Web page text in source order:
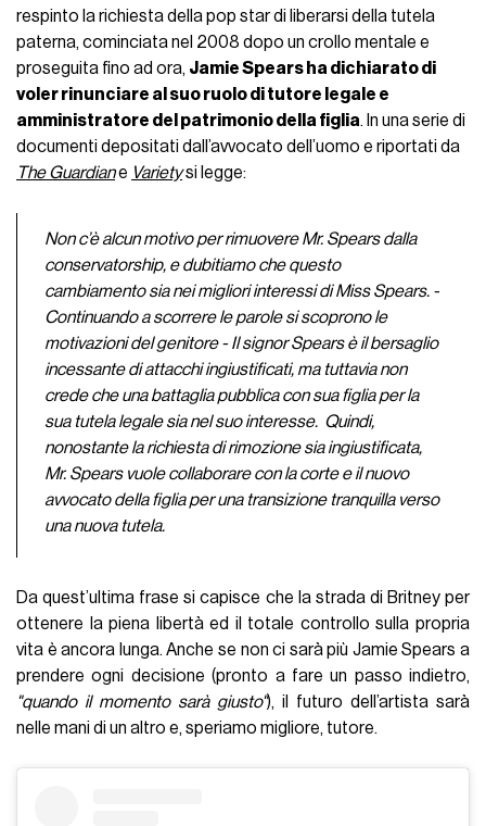
respinto la richiesta della pop star di liberarsi della tutela
paterna, cominciata nel 2008 dopo un crollo mentale e
proseguita fino ad ora, Jamie Spears ha dichiarato di
voler rinunciare al suo ruolo di tutore legale e
amministratore del patrimonio della figlia. In una serie di
documenti depositati dall’avvocato dell’uomo e riportati da
The Guardiane Varietysi legge:
Non c’è alcun motivo per rimuovere Mr. Spears dalla
conservatorship, e dubitiamo che questo
cambiamento sia nei migliori interessi di Miss Spears. -
Continuando a scorrere le parole si scoprono le
motivazioni del genitore - Il signor Spears è il bersaglio
incessante di attacchi ingiustificati, ma tuttavia non
crede che una battaglia pubblica con sua figlia per la
sua tutela legale sia nel suo interesse. Quindi,
nonostante la richiesta di rimozione sia ingiustificata,
Mr. Spears vuole collaborare con la corte e il nuovo
avvocato della figlia per una transizione tranquilla verso
una nuova tutela.
Da quest’ultima frase si capisce che la strada di Britney per
ottenere la piena libertà ed il totale controllo sulla propria
vita è ancora lunga. Anche se non ci sarà più Jamie Spears a
prendere ogni decisione (pronto a fare un passo indietro,
"quando il momento sarà giusto"), il futuro dell’artista sarà
nelle mani di un altro e, speriamo migliore, tutore.